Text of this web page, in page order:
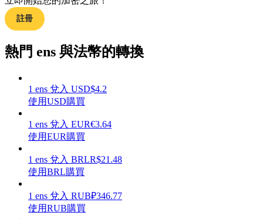
使您的資產穩定增值
註冊
熱門 ens 與法幣的轉換
1 ens 兌入 USD$4.2
使用USD購買
1 ens 兌入 EUR€3.64
使用EUR購買
1 ens 兌入 BRLR$21.48
使用BRL購買
1 ens 兌入 RUB₽346.77
使用RUB購買